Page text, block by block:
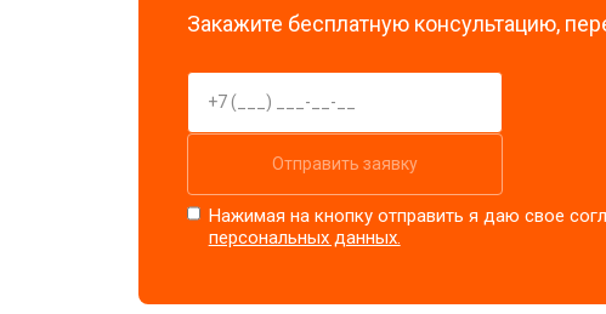
Закажите бесплатную консультацию,
Отправить заявку
Нажимая на кнопку отправить я даю свое
персональных данных.